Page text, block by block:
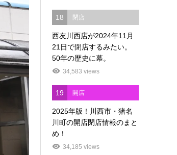
18 閉店
西友川西店が2024年11月
21日で閉店するみたい。
50年の歴史に幕。
34,583 views
19 開店
2025年版！川西市・猪名
川町の開店閉店情報のまと
め！
34,185 views